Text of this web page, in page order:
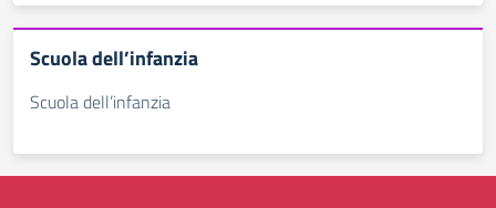
Scuola dell’infanzia
Scuola dell’infanzia